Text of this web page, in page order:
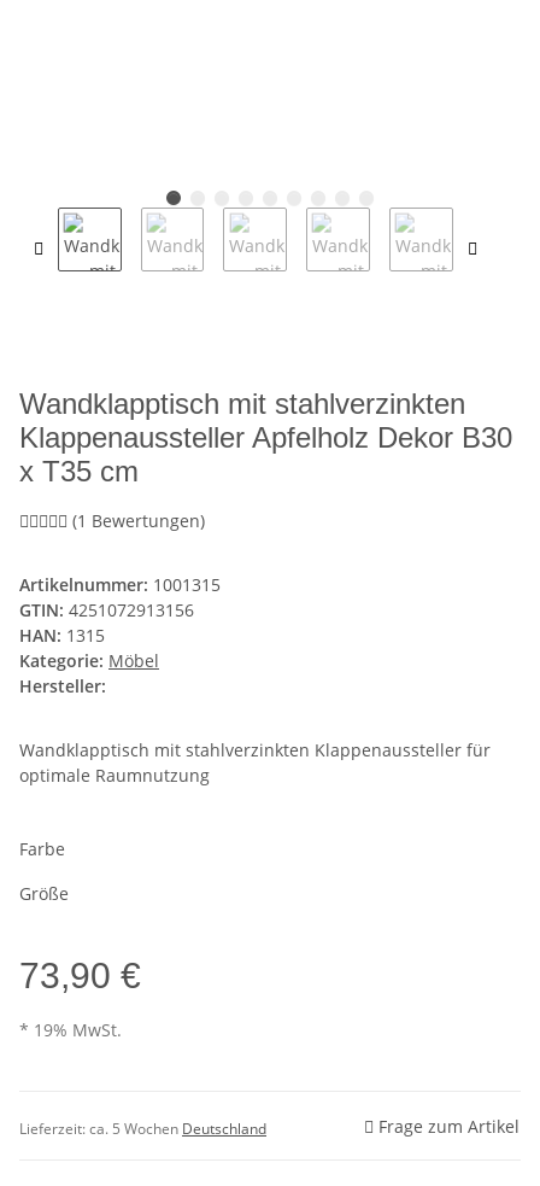
Wandklapptisch mit stahlverzinkten
Klappenaussteller Apfelholz Dekor B30
x T35 cm
(1 Bewertungen)
Artikelnummer: 1001315
GTIN: 4251072913156
HAN: 1315
Kategorie: Möbel
Hersteller:
Wandklapptisch mit stahlverzinkten Klappenaussteller für
optimale Raumnutzung
Farbe
Größe
73,90 €
* 19% MwSt.
Lieferzeit:ca. 5 Wochen Deutschland Frage zum Artikel